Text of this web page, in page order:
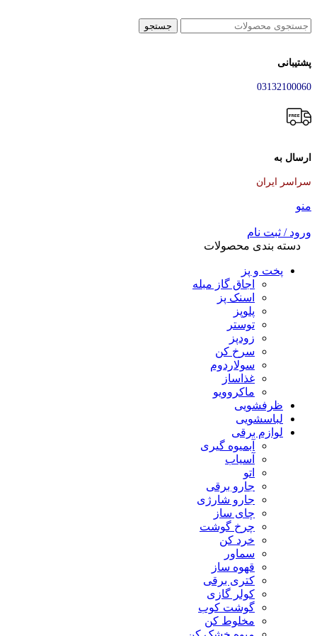
جستجو
پشتیبانی
03132100060
ارسال به
سراسر ایران
منو
ورود / ثبت نام
دسته بندی محصولات
پخت و پز
اجاق گاز مبله
اسنک پز
پلوپز
توستر
زودپز
سرخ کن
سولاردوم
غذاساز
ماکروویو
ظرفشویی
لباسشویی
لوازم برقی
آبمیوه گیری
آسیاب
اتو
جارو برقی
جارو شارژی
چای ساز
چرخ گوشت
خرد کن
سماور
قهوه ساز
کتری برقی
کولر گازی
گوشت کوب
مخلوط کن